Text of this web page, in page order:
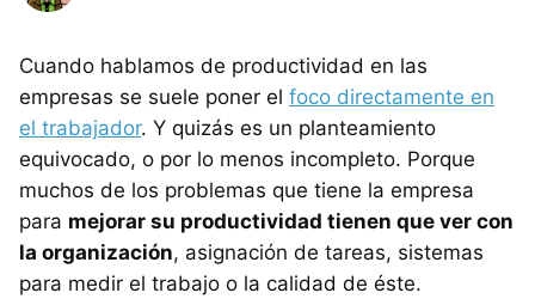
Cuando hablamos de productividad en las
empresas se suele poner el foco directamente en
el trabajador. Y quizás es un planteamiento
equivocado, o por lo menos incompleto. Porque
muchos de los problemas que tiene la empresa
para mejorar su productividad tienen que ver con
la organización, asignación de tareas, sistemas
para medir el trabajo o la calidad de éste.